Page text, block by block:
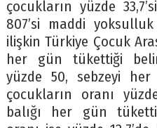
çocukların yüzde
807’si maddi yoksulluk
ilişkin Türkiye Çocuk
her gün tükettiği
yüzde 50, sebzeyi
çocukların oranı
balığı her gün